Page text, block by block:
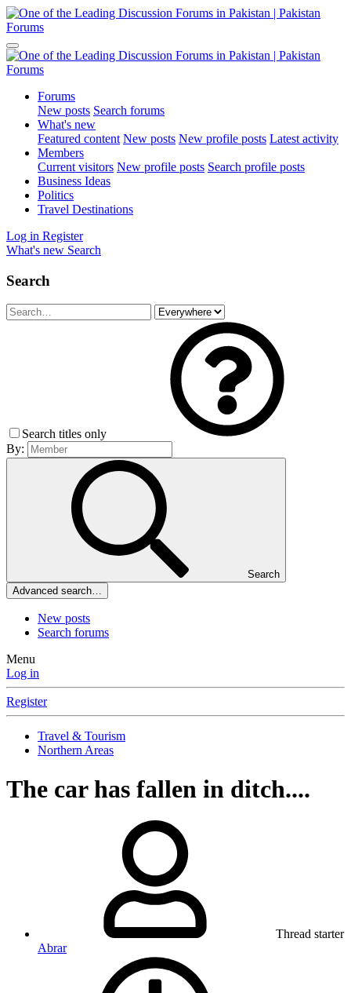
Forums
New posts Search forums
What's new
Featured content New posts New profile posts Latest activity
Members
Current visitors New profile posts Search profile posts
Business Ideas
Politics
Travel Destinations
Log in Register
What's new Search
Search
Search titles only
By:
Search
Advanced search…
New posts
Search forums
Menu
Log in
Register
Travel & Tourism
Northern Areas
The car has fallen in ditch....
Thread starter
Abrar